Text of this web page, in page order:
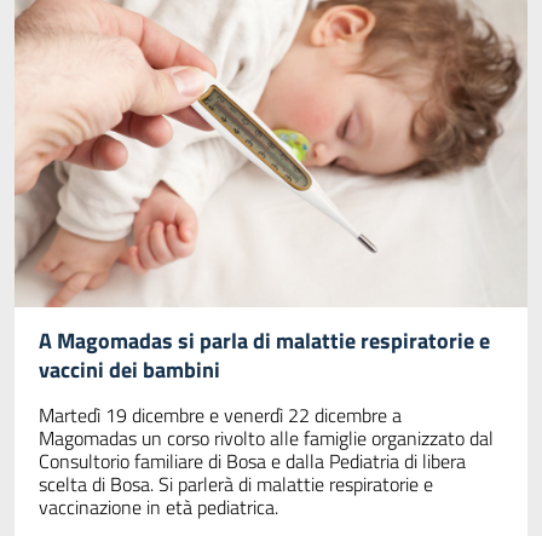
A Magomadas si parla di malattie respiratorie e
vaccini dei bambini
Martedì 19 dicembre e venerdì 22 dicembre a
Magomadas un corso rivolto alle famiglie organizzato dal
Consultorio familiare di Bosa e dalla Pediatria di libera
scelta di Bosa. Si parlerà di malattie respiratorie e
vaccinazione in età pediatrica.